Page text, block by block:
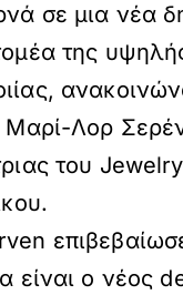
σε μια νέα
της
Μαρί-Λορ
του